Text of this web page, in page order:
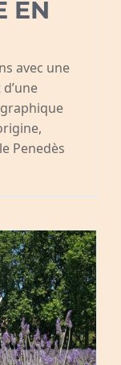
EN
avec une
Penedès